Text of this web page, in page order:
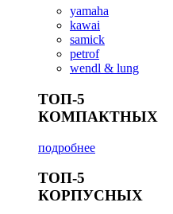
yamaha
kawai
samick
petrof
wendl & lung
ТОП-5
КОМПАКТНЫХ
подробнее
ТОП-5
КОРПУСНЫХ